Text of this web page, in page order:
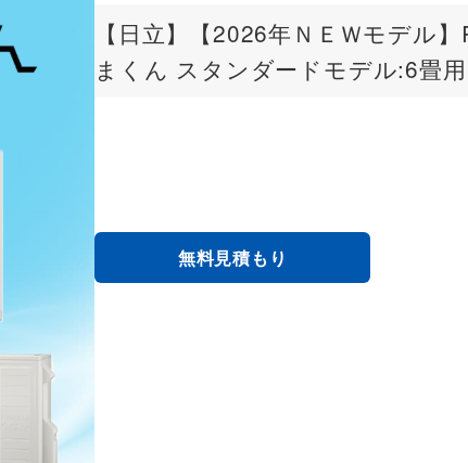
【日立】【2026年ＮＥＷモデル
まくん スタンダードモデル:6畳
無料見積もり